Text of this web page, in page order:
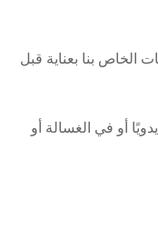
بنا بعناية قبل
أو في الغسالة أو